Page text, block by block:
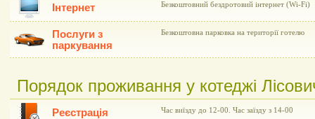
Інтернет Безкоштовний бездротовий інтернет (Wi-Fi)
Послуги з
паркування
Безкоштовна парковка на території готелю
Порядок проживання у котеджі
Реєстрація Час виїзду до 12-00. Час заїзду з 14-00